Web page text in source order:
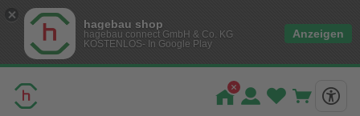
hagebau shop
hagebau connect GmbH & Co. KG
KOSTENLOS- In Google Play
Anzeigen